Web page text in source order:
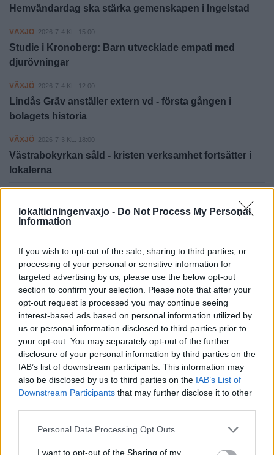
lokaltidningenvaxjo - Do Not Process My Personal
Information
If you wish to opt-out of the sale, sharing to third parties, or
processing of your personal or sensitive information for
targeted advertising by us, please use the below opt-out
section to confirm your selection. Please note that after your
opt-out request is processed you may continue seeing
interest-based ads based on personal information utilized by
us or personal information disclosed to third parties prior to
your opt-out. You may separately opt-out of the further
disclosure of your personal information by third parties on the
IAB’s list of downstream participants. This information may
also be disclosed by us to third parties on the IAB’s List of
Downstream Participants that may further disclose it to other
Personal Data Processing Opt Outs
I want to opt-out of the Sharing of my
Hemvändardag ska stärka gemenskapen i Ingelstad
VÄXJÖ 2026-7-4 KL. 15:00
Studie i Kronoberg: Barn utvecklade empati med
djurövningar
VÄXJÖ 2026-7-4 KL. 12:00
Lindås Gräv anställer extern vd - första gången i
bolagets historia
VÄXJÖ 2026-7-3 KL. 18:00
Västrabokyrkan såld - kristen verksamhet fortsätter i
lokalerna
Motorträff med fina veteranfordon i Lädja
MEST LÄSTA VÄXJÖ
VÄXJÖ 2026-8-7 KL. 15:35
Gunnar Nordmark kritiserar polisen: "Osmidiga och
byråkratiska"
VÄXJÖ 2026-8-7 KL. 13:33
Hemvändardag ska stärka gemenskapen i Ingelstad
VÄXJÖ 2026-8-7 KL. 15:30
Biskop Modéus reser till Taizé med 200 ungdomar från